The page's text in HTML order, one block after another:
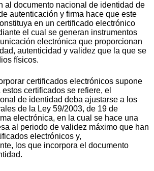
al documento nacional de identidad de
autenticación y firma hace que este
en un certificado electrónico
el cual se generan instrumentos
electrónica que proporcionan
autenticidad y validez que la que se
físicos.
certificados electrónicos supone
certificados se refiere, el
de identidad deba ajustarse a los
de la Ley 59/2003, de 19 de
electrónica, en la cual se hace una
al periodo de validez máximo que han
electrónicos y,
los que incorpora el documento